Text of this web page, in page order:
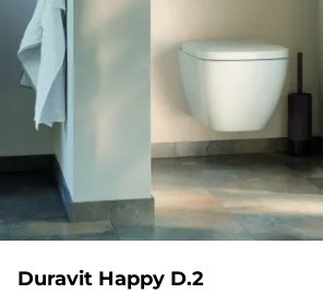
Du­ra­vit Hap­py D.2